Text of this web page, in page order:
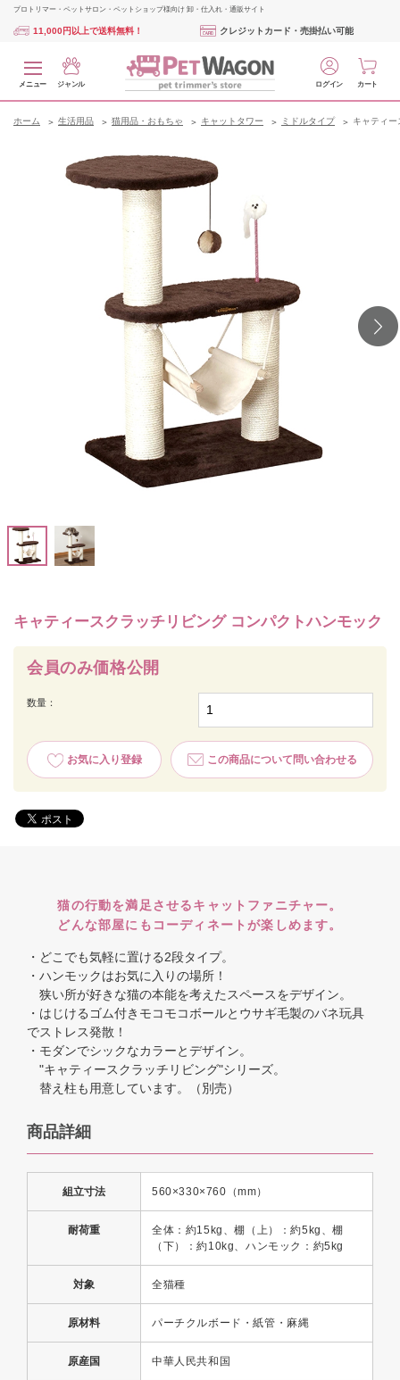
プロトリマー・ペットサロン・ペットショップ様向け 卸・仕入れ・通販サイト
11,000円以上で送料無料！ クレジットカード・売掛払い可能
メニュー ジャンル ログイン カート
ホーム 生活用品 猫用品・おもちゃ キャットタワー ミドルタイプ キャティ
キャティースクラッチリビング コンパクトハンモック
会員のみ価格公開
数量：
お気に入り登録 この商品について問い合わせる
猫の行動を満足させるキャットファニチャー。
どんな部屋にもコーディネートが楽しめます。
・どこでも気軽に置ける2段タイプ。
・ハンモックはお気に入りの場所！
狭い所が好きな猫の本能を考えたスペースをデザイン。
・はじけるゴム付きモコモコボールとウサギ毛製のバネ玩具
でストレス発散！
・モダンでシックなカラーとデザイン。
"キャティースクラッチリビング"シリーズ。
替え柱も用意しています。（別売）
商品詳細
組立寸法 560×330×760（mm）
耐荷重
全体：約15kg、棚（上）：約5kg、棚
（下）：約10kg、ハンモック：約5kg
対象 全猫種
原材料 パーチクルボード・紙管・麻縄
原産国 中華人民共和国